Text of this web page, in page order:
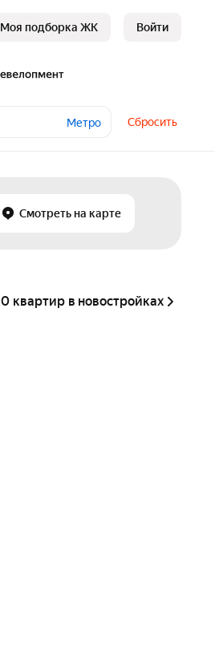
Моя подборка ЖК Войти
Метро Сбросить
Смотреть на карте
0 квартир в новостройках